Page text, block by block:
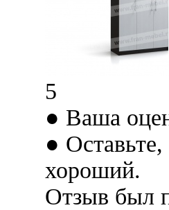
5
● Ваша
●
хороший.
Отзыв был